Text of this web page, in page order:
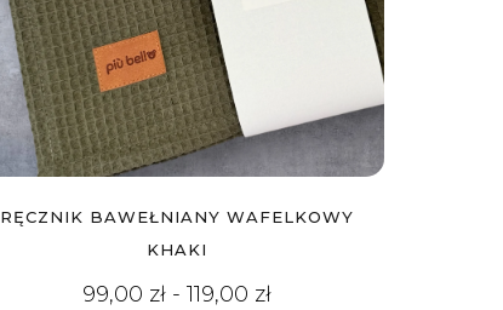
RĘCZNIK BAWEŁNIANY WAFELKOWY
CZERWONY
99,00 zł- 119,00 zł